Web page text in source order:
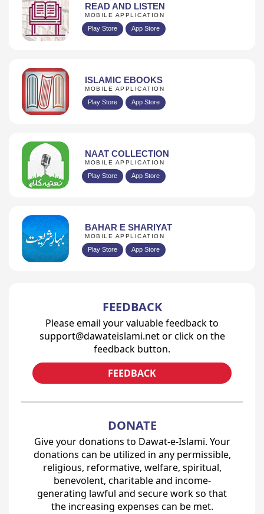
READ AND LISTEN
MOBILE APPLICATION
Play Store App Store
ISLAMIC EBOOKS
MOBILE APPLICATION
Play Store App Store
NAAT COLLECTION
MOBILE APPLICATION
Play Store App Store
BAHAR E SHARIYAT
MOBILE APPLICATION
Play Store App Store
FEEDBACK
Please email your valuable feedback to
support@dawateislami.net or click on the
feedback button.
FEEDBACK
DONATE
Give your donations to Dawat-e-Islami. Your
donations can be utilized in any permissible,
religious, reformative, welfare, spiritual,
benevolent, charitable and income-
generating lawful and secure work so that
the increasing expenses can be met.